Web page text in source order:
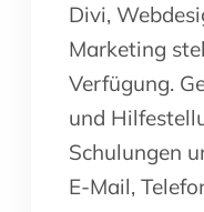
Divi,
Marketing
Verfügung.
und
Schulungen
E-Mail,